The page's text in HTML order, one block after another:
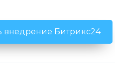
внедрение Битрикс24